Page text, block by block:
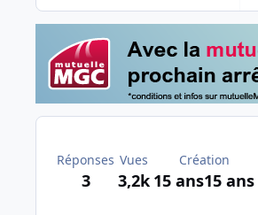
Réponses
3
Vues
3,2k
Création
15 ans15 ans